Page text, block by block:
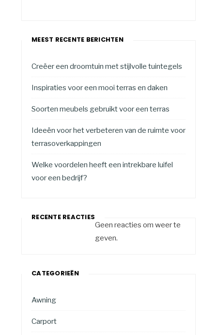
MEEST RECENTE BERICHTEN
Creëer een droomtuin met stijlvolle tuintegels
Inspiraties voor een mooi terras en daken
Soorten meubels gebruikt voor een terras
Ideeën voor het verbeteren van de ruimte voor
terrasoverkappingen
Welke voordelen heeft een intrekbare luifel
voor een bedrijf?
RECENTE REACTIES
Geen reacties om weer te
geven.
CATEGORIEËN
Awning
Carport